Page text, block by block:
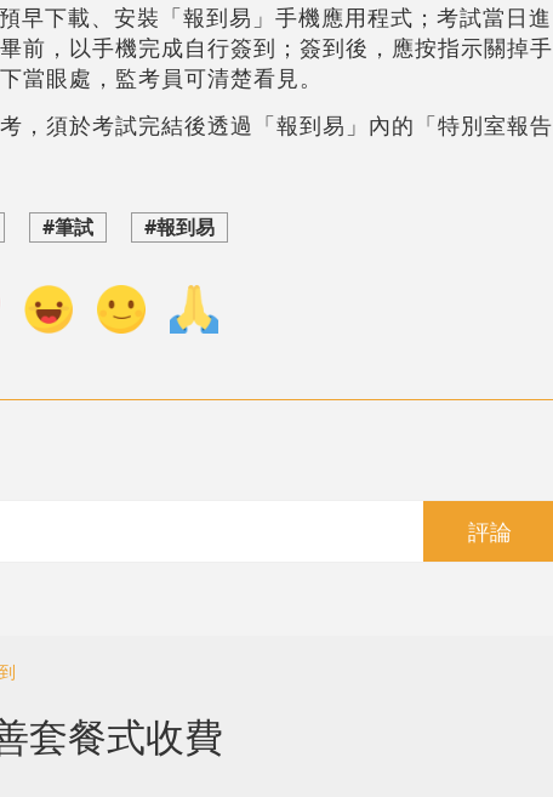
早下載、安裝「報到易」手機應用程式；考試當日進
前，以手機完成自行簽到；簽到後，應按指示關掉手
當眼處，監考員可清楚看見。
，須於考試完結後透過「報到易」內的「特別室報告
#筆試 #報到易
評論
套餐式收費